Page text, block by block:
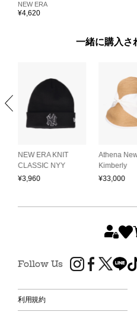
NEW ERA
¥4,620
一緒に購入さ
NEW ERA KNIT
CLASSIC NYY
¥3,960
Athena
Kimberly
¥33,000
Follow Us
利用規約